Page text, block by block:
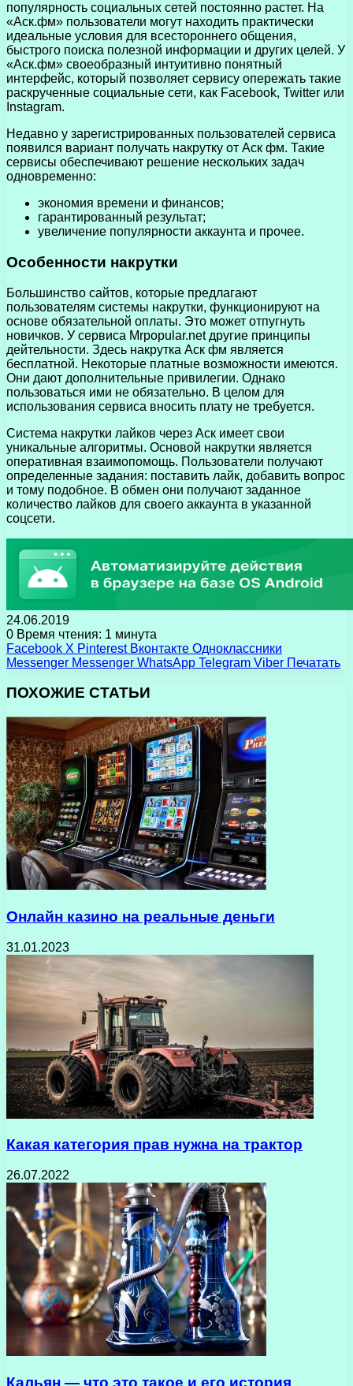
популярность социальных сетей постоянно растет. На
«Аск.фм» пользователи могут находить практически
идеальные условия для всестороннего общения,
быстрого поиска полезной информации и других целей. У
«Аск.фм» своеобразный интуитивно понятный
интерфейс, который позволяет сервису опережать такие
раскрученные социальные сети, как Facebook, Twitter или
Instagram.
Недавно у зарегистрированных пользователей сервиса
появился вариант получать накрутку от Аск фм. Такие
сервисы обеспечивают решение нескольких задач
одновременно:
экономия времени и финансов;
гарантированный результат;
увеличение популярности аккаунта и прочее.
Особенности накрутки
Большинство сайтов, которые предлагают
пользователям системы накрутки, функционируют на
основе обязательной оплаты. Это может отпугнуть
новичков. У сервиса Mrpopular.net другие принципы
дейтельности. Здесь накрутка Аск фм является
бесплатной. Некоторые платные возможности имеются.
Они дают дополнительные привилегии. Однако
пользоваться ими не обязательно. В целом для
использования сервиса вносить плату не требуется.
Система накрутки лайков через Аск имеет свои
уникальные алгоритмы. Основой накрутки является
оперативная взаимопомощь. Пользователи получают
определенные задания: поставить лайк, добавить вопрос
и тому подобное. В обмен они получают заданное
количество лайков для своего аккаунта в указанной
соцсети.
24.06.2019
0 Время чтения: 1 минута
Facebook X Pinterest Вконтакте Одноклассники
Messenger Messenger WhatsApp Telegram Viber Печатать
ПОХОЖИЕ СТАТЬИ
Oнлайн казино на реальные деньги
31.01.2023
Какая категория прав нужна на трактор
26.07.2022
Кальян — что это такое и его история